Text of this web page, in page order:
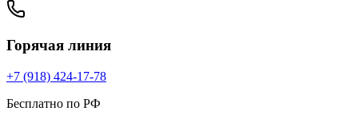
Горячая линия
+7 (918) 424-17-78
Бесплатно по РФ